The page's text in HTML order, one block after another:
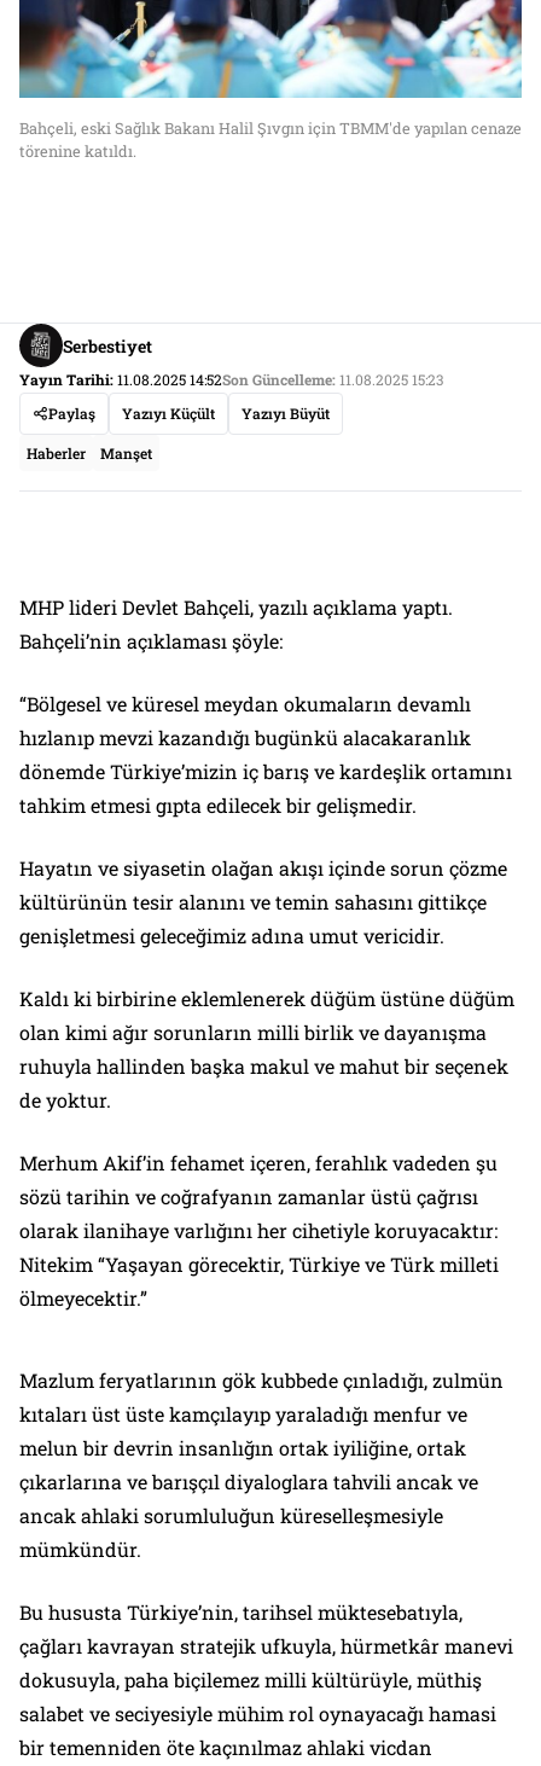
Bahçeli, eski Sağlık Bakanı Halil Şıvgın için TBMM'de yapılan cenaze
törenine katıldı.
Serbestiyet
Yayın Tarihi:11.08.2025 14:52Son Güncelleme:11.08.2025 15:23
Paylaş
Yazıyı Küçült Yazıyı Büyüt
Haberler Manşet
MHP lideri Devlet Bahçeli, yazılı açıklama yaptı.
Bahçeli’nin açıklaması şöyle:
“Bölgesel ve küresel meydan okumaların devamlı
hızlanıp mevzi kazandığı bugünkü alacakaranlık
dönemde Türkiye’mizin iç barış ve kardeşlik ortamını
tahkim etmesi gıpta edilecek bir gelişmedir.
Hayatın ve siyasetin olağan akışı içinde sorun çözme
kültürünün tesir alanını ve temin sahasını gittikçe
genişletmesi geleceğimiz adına umut vericidir.
Kaldı ki birbirine eklemlenerek düğüm üstüne düğüm
olan kimi ağır sorunların milli birlik ve dayanışma
ruhuyla hallinden başka makul ve mahut bir seçenek
de yoktur.
Merhum Akif’in fehamet içeren, ferahlık vadeden şu
sözü tarihin ve coğrafyanın zamanlar üstü çağrısı
olarak ilanihaye varlığını her cihetiyle koruyacaktır:
Nitekim “Yaşayan görecektir, Türkiye ve Türk milleti
ölmeyecektir.”
Mazlum feryatlarının gök kubbede çınladığı, zulmün
kıtaları üst üste kamçılayıp yaraladığı menfur ve
melun bir devrin insanlığın ortak iyiliğine, ortak
çıkarlarına ve barışçıl diyaloglara tahvili ancak ve
ancak ahlaki sorumluluğun küreselleşmesiyle
mümkündür.
Bu hususta Türkiye’nin, tarihsel müktesebatıyla,
çağları kavrayan stratejik ufkuyla, hürmetkâr manevi
dokusuyla, paha biçilemez milli kültürüyle, müthiş
salabet ve seciyesiyle mühim rol oynayacağı hamasi
bir temenniden öte kaçınılmaz ahlaki vicdan